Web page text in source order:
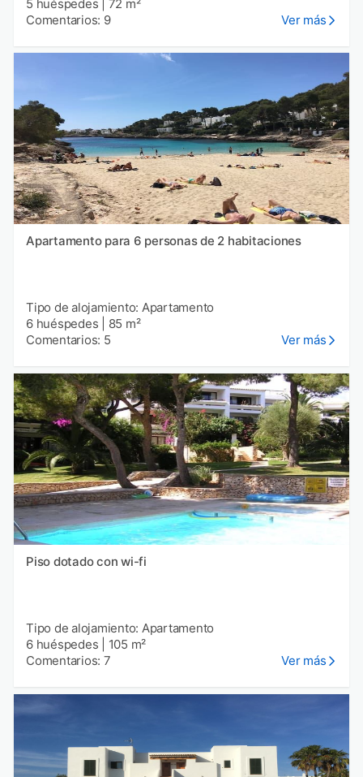
5 huéspedes
72 m²
Comentarios: 9
Ver más
Apartamento para 6 personas de 2 habitaciones
Tipo de alojamiento: Apartamento
6 huéspedes
85 m²
Comentarios: 5
Ver más
Piso dotado con wi-fi
Tipo de alojamiento: Apartamento
6 huéspedes
105 m²
Comentarios: 7
Ver más